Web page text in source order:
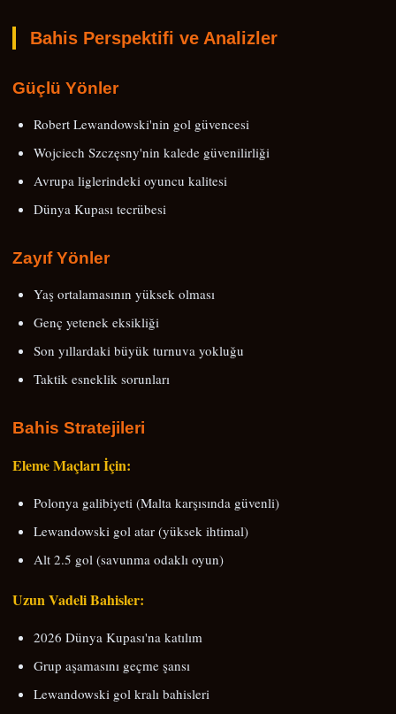
Bahis Perspektifi ve Analizler
Güçlü Yönler
Robert Lewandowski'nin gol güvencesi
Wojciech Szczęsny'nin kalede güvenilirliği
Avrupa liglerindeki oyuncu kalitesi
Dünya Kupası tecrübesi
Zayıf Yönler
Yaş ortalamasının yüksek olması
Genç yetenek eksikliği
Son yıllardaki büyük turnuva yokluğu
Taktik esneklik sorunları
Bahis Stratejileri
Eleme Maçları İçin:
Polonya galibiyeti (Malta karşısında güvenli)
Lewandowski gol atar (yüksek ihtimal)
Alt 2.5 gol (savunma odaklı oyun)
Uzun Vadeli Bahisler:
2026 Dünya Kupası'na katılım
Grup aşamasını geçme şansı
Lewandowski gol kralı bahisleri